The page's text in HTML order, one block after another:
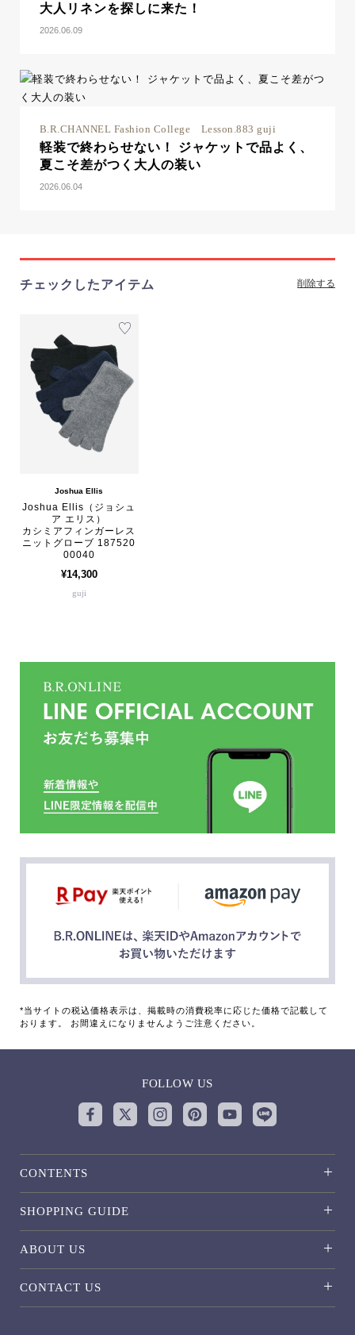
大人リネンを探しに来た！
2026.06.09
B.R.CHANNEL Fashion College Lesson.883 guji
軽装で終わらせない！ ジャケットで品よく、
夏こそ差がつく大人の装い
2026.06.04
チェックしたアイテム 削除する
Joshua Ellis
Joshua Ellis（ジョシュ
ア エリス）
カシミアフィンガーレス
ニットグローブ 187520
00040
¥14,300
guji
*当サイトの税込価格表示は、掲載時の消費税率に応じた価格で記載して
おります。 お間違えになりませんようご注意ください。
FOLLOW US
CONTENTS
SHOPPING GUIDE
ABOUT US
CONTACT US